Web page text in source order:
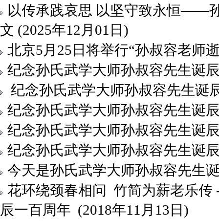
以传承践哀思 以坚守致永恒——
文 (2025年12月01日)
北京5月25日将举行“孙叔容老师
纪念孙氏武学大师孙叔容先生诞
纪念孙氏武学大师孙叔容先生诞
纪念孙氏武学大师孙叔容先生诞
纪念孙氏武学大师孙叔容先生诞
纪念孙氏武学大师孙叔容先生诞
今天是孙氏武学大师孙叔容先生
花环绕颈春相问 竹简为薪老乐传
辰一百周年 (2018年11月13日)